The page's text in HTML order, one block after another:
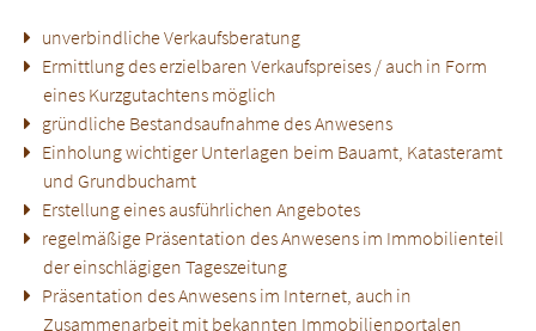
unverbindliche Verkaufsberatung
Ermittlung des erzielbaren Verkaufspreises / auch in Form
eines Kurzgutachtens möglich
gründliche Bestandsaufnahme des Anwesens
Einholung wichtiger Unterlagen beim Bauamt, Katasteramt
und Grundbuchamt
Erstellung eines ausführlichen Angebotes
regelmäßige Präsentation des Anwesens im Immobilienteil
der einschlägigen Tageszeitung
Präsentation des Anwesens im Internet, auch in
Zusammenarbeit mit bekannten Immobilienportalen